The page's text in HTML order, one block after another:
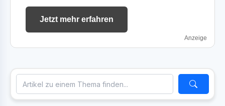
Jetzt mehr erfahren
Anzeige